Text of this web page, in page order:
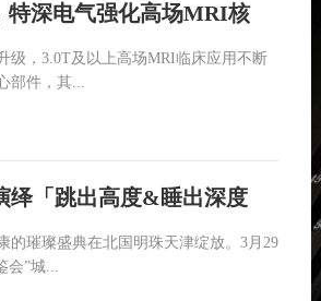
特深电气强化高场MRI核
级，3.0T及以上高场MRI临床应用不断
部件，其...
绎「跳出高度&睡出深度
的璀璨盛典在北国明珠天津绽放。3月29
会”城...